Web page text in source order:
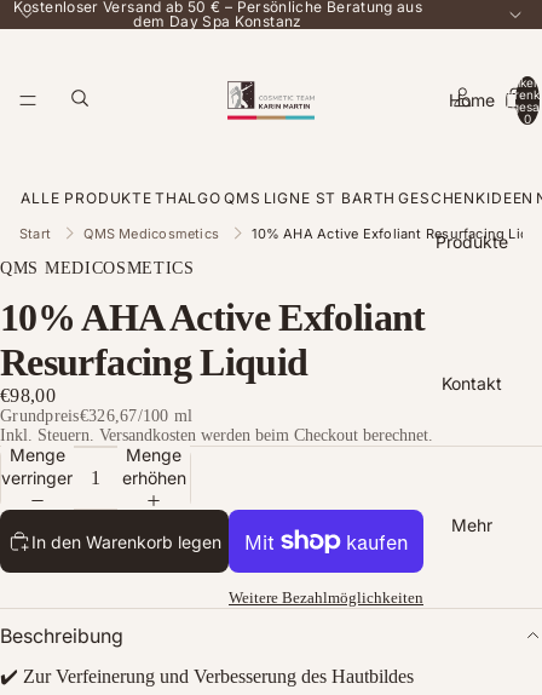
Kostenloser Versand ab 50 € – Persönliche Beratung aus
dem Day Spa Konstanz
Home
Produkte
Kontakt
Mehr
Artikel
0
ALLE PRODUKTE THALGO QMS LIGNE ST BARTH GESCHENKIDEEN
Start QMS Medicosmetics 10% AHA Active Exfoliant Resurfacing
QMS MEDICOSMETICS
10% AHA Active Exfoliant
Resurfacing Liquid
€98,00
Grundpreis€326,67/100 ml
Inkl. Steuern. Versandkosten werden beim Checkout berechnet.
Menge
verringern
Menge
erhöhen
In den Warenkorb legen
Weitere Bezahlmöglichkeiten
Beschreibung
✔️ Zur Verfeinerung und Verbesserung des Hautbildes